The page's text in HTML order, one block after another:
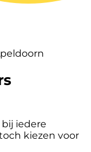
iedere
kiezen voor